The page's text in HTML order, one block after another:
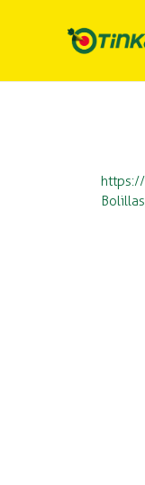
https://